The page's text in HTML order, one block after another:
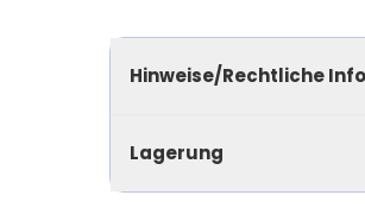
Hinweise/Rechtliche
Lagerung